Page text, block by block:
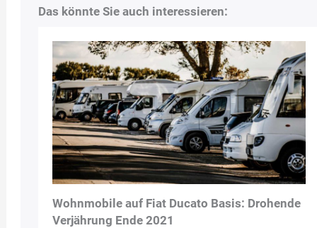
Das könnte Sie auch interessieren:
Wohnmobile auf Fiat Ducato Basis: Drohende
Verjährung Ende 2021